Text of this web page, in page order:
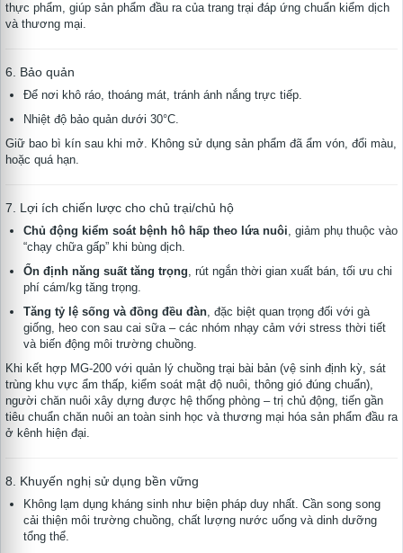
thực phẩm, giúp sản phẩm đầu ra của trang trại đáp ứng chuẩn kiểm dịch
và thương mại.
6. Bảo quản
Để nơi khô ráo, thoáng mát, tránh ánh nắng trực tiếp.
Nhiệt độ bảo quản dưới 30°C.
Giữ bao bì kín sau khi mở. Không sử dụng sản phẩm đã ẩm vón, đổi màu,
hoặc quá hạn.
7. Lợi ích chiến lược cho chủ trại/chủ hộ
Chủ động kiểm soát bệnh hô hấp theo lứa nuôi, giảm phụ thuộc vào
“chạy chữa gấp” khi bùng dịch.
Ổn định năng suất tăng trọng, rút ngắn thời gian xuất bán, tối ưu chi
phí cám/kg tăng trọng.
Tăng tỷ lệ sống và đồng đều đàn, đặc biệt quan trọng đối với gà
giống, heo con sau cai sữa – các nhóm nhạy cảm với stress thời tiết
và biến động môi trường chuồng.
Khi kết hợp MG-200 với quản lý chuồng trại bài bản (vệ sinh định kỳ, sát
trùng khu vực ẩm thấp, kiểm soát mật độ nuôi, thông gió đúng chuẩn),
người chăn nuôi xây dựng được hệ thống phòng – trị chủ động, tiến gần
tiêu chuẩn chăn nuôi an toàn sinh học và thương mại hóa sản phẩm đầu ra
ở kênh hiện đại.
8. Khuyến nghị sử dụng bền vững
Không lạm dụng kháng sinh như biện pháp duy nhất. Cần song song
cải thiện môi trường chuồng, chất lượng nước uống và dinh dưỡng
tổng thể.